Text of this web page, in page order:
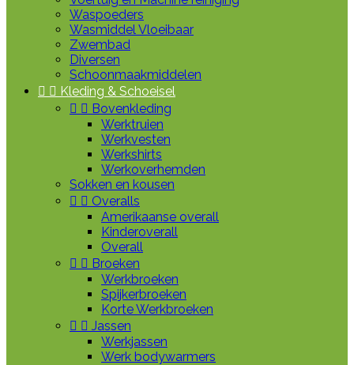
Waspoeders
Wasmiddel Vloeibaar
Zwembad
Diversen
Schoonmaakmiddelen
  Kleding & Schoeisel
  Bovenkleding
Werktruien
Werkvesten
Werkshirts
Werkoverhemden
Sokken en kousen
  Overalls
Amerikaanse overall
Kinderoverall
Overall
  Broeken
Werkbroeken
Spijkerbroeken
Korte Werkbroeken
  Jassen
Werkjassen
Werk bodywarmers